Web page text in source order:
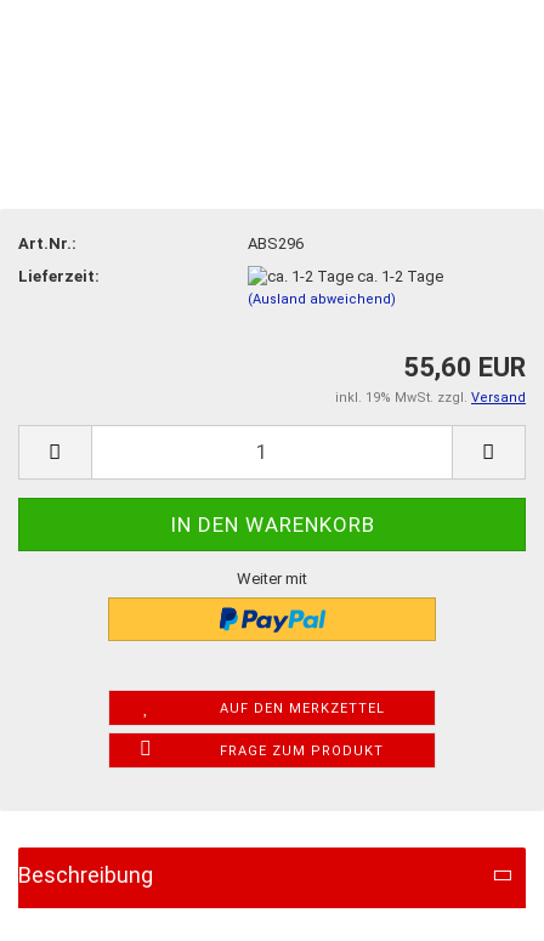
Art.Nr.:
ABS296
Lieferzeit:
ca. 1-2 Tage
(Ausland abweichend)
55,60 EUR
inkl. 19% MwSt. zzgl. Versand
Weiter mit
AUF DEN MERKZETTEL
FRAGE ZUM PRODUKT
Beschreibung